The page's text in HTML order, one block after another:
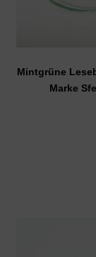
Mintgrüne
Marke